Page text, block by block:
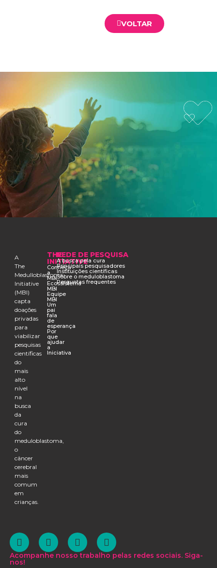
VOLTAR
A
The
Medulloblastoma
Initiative
(MBI)
capta
doações
privadas
para
viabilizar
pesquisas
científicas
do
mais
alto
nível
na
busca
da
cura
do
meduloblastoma,
o
câncer
cerebral
mais
comum
em
crianças.
THE
INITIATIVE
Conheça
a
MBI
Ecossistema
MBI
Equipe
MBI
Um
pai
fala
de
esperança
Por
que
ajudar
a
Iniciativa
REDE DE PESQUISA
A busca pela cura
Principais pesquisadores
Instituições científicas
Sobre o meduloblastoma
Perguntas frequentes
Acompanhe nosso trabalho pelas redes sociais. Siga-
nos!